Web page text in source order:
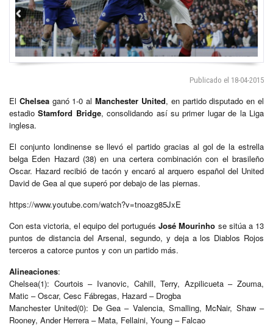
Publicado el 18-04-2015
El Chelseaganó 1-0 alManchester United, en partido disputado en el
estadioStamford Bridge, consolidando así su primer lugar de la Liga
inglesa.
El conjunto londinense se llevó el partido gracias al gol de la estrella
belga Eden Hazard (38) en una certera combinación con el brasileño
Oscar. Hazard recibió de tacón y encaró al arquero español del United
David de Gea al que superó por debajo de las piernas.
https://www.youtube.com/watch?v=tnoazg85JxE
Con esta victoria, el equipo del portuguésJosé Mourinho se sitúa a 13
puntos de distancia del Arsenal, segundo, y deja a los Diablos Rojos
terceros a catorce puntos y con un partido más.
Alineaciones:
Chelsea(1): Courtois – Ivanovic, Cahill, Terry, Azpilicueta – Zouma,
Matic – Oscar, Cesc Fábregas, Hazard – Drogba
Manchester United(0): De Gea – Valencia, Smalling, McNair, Shaw –
Rooney, Ander Herrera – Mata, Fellaini, Young – Falcao